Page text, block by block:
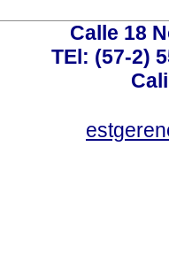
Calle 18
TEl: (57-2)